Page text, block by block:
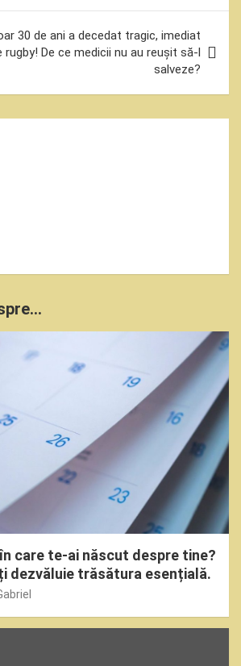
30 de ani a decedat tragic, imediat
rugby! De ce medicii nu au reușit să-l
salveze?
care te-ai născut despre tine?
dezvăluie trăsătura esențială.